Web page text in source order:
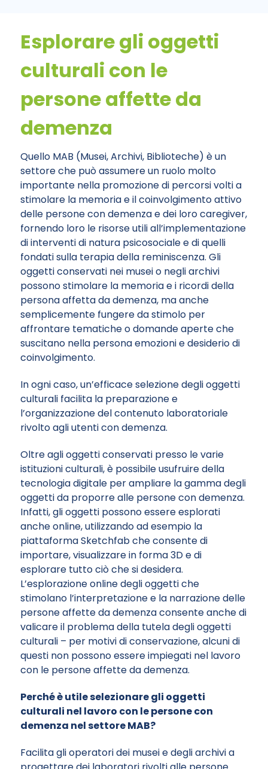
Esplorare gli oggetti
culturali con le
persone affette da
demenza
Quello MAB (Musei, Archivi, Biblioteche) è un
settore che può assumere un ruolo molto
importante nella promozione di percorsi volti a
stimolare la memoria e il coinvolgimento attivo
delle persone con demenza e dei loro caregiver,
fornendo loro le risorse utili all’implementazione
di interventi di natura psicosociale e di quelli
fondati sulla terapia della reminiscenza. Gli
oggetti conservati nei musei o negli archivi
possono stimolare la memoria e i ricordi della
persona affetta da demenza, ma anche
semplicemente fungere da stimolo per
affrontare tematiche o domande aperte che
suscitano nella persona emozioni e desiderio di
coinvolgimento.
In ogni caso, un’efficace selezione degli oggetti
culturali facilita la preparazione e
l’organizzazione del contenuto laboratoriale
rivolto agli utenti con demenza.
Oltre agli oggetti conservati presso le varie
istituzioni culturali, è possibile usufruire della
tecnologia digitale per ampliare la gamma degli
oggetti da proporre alle persone con demenza.
Infatti, gli oggetti possono essere esplorati
anche online, utilizzando ad esempio la
piattaforma Sketchfab che consente di
importare, visualizzare in forma 3D e di
esplorare tutto ciò che si desidera.
L’esplorazione online degli oggetti che
stimolano l’interpretazione e la narrazione delle
persone affette da demenza consente anche di
valicare il problema della tutela degli oggetti
culturali – per motivi di conservazione, alcuni di
questi non possono essere impiegati nel lavoro
con le persone affette da demenza.
Perché è utile selezionare gli oggetti
culturali nel lavoro con le persone con
demenza nel settore MAB?
Facilita gli operatori dei musei e degli archivi a